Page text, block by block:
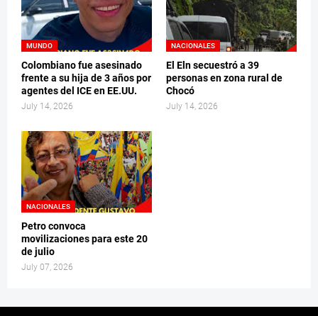
MUNDO
Colombiano fue asesinado
frente a su hija de 3 años por
agentes del ICE en EE.UU.
July 14, 2026
NACIONALES
El Eln secuestró a 39
personas en zona rural de
Chocó
July 14, 2026
NACIONALES
Petro convoca
movilizaciones para este 20
de julio
July 07, 2026